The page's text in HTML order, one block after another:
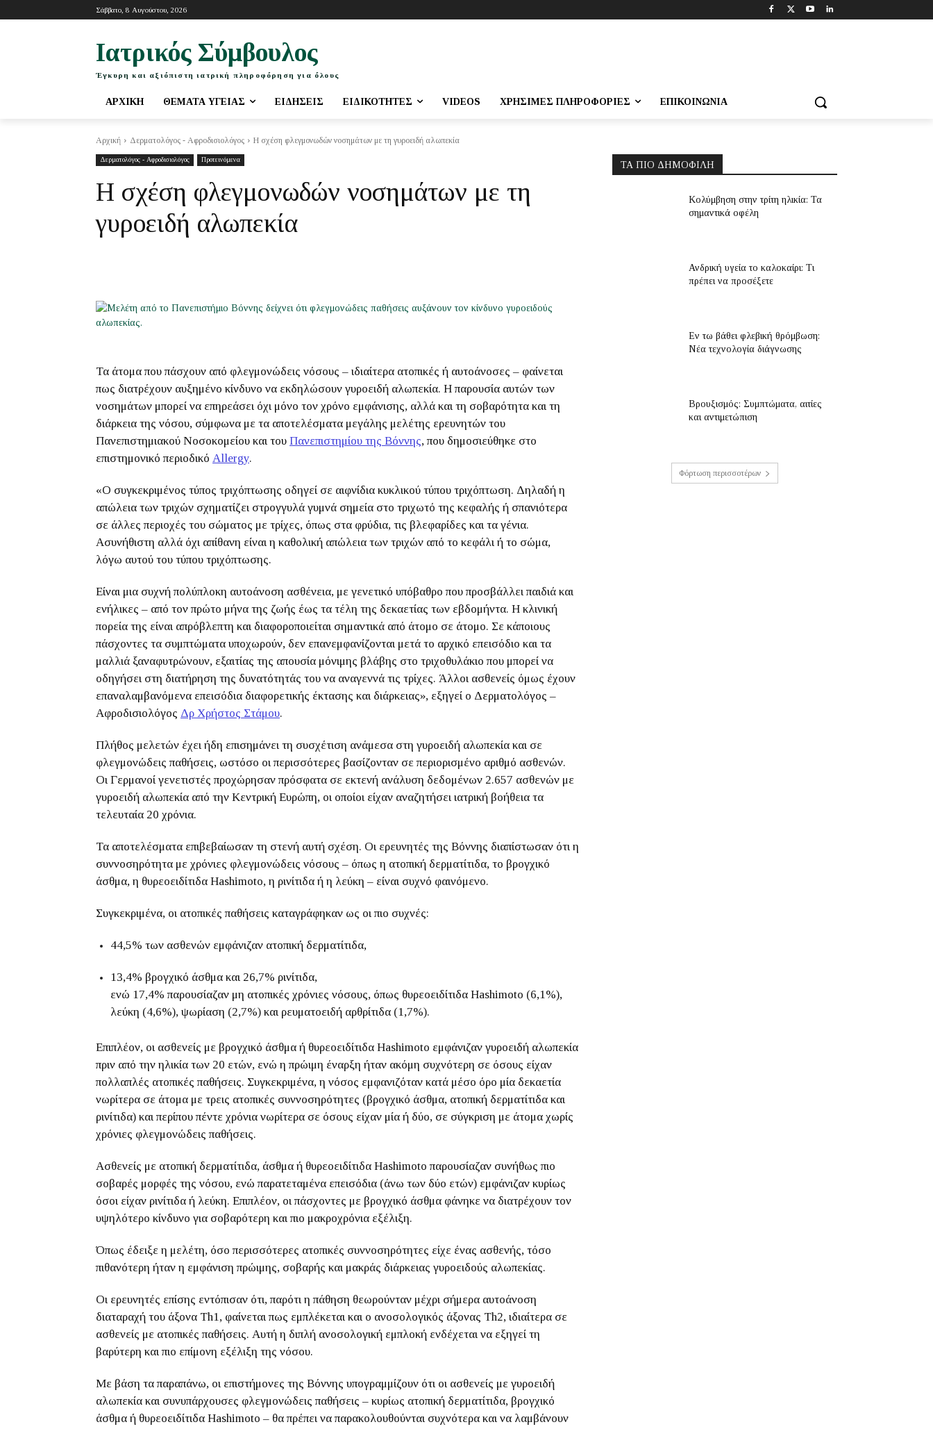
Σάββατο, 8 Αυγούστου, 2026
Ιατρικός Σύμβουλος
Έγκυρη και αξιόπιστη ιατρική πληροφόρηση για όλους
ΑΡΧΙΚΉ ΘΈΜΑΤΑ ΥΓΕΊΑΣ ΕΙΔΉΣΕΙΣ ΕΙΔΙΚΌΤΗΤΕΣ VIDEOS ΧΡΉΣΙΜΕΣ ΠΛΗΡΟΦΟΡΊΕΣ ΕΠΙΚΟΙΝΩΝΊΑ
Αρχική Δερματολόγος - Αφροδισιολόγος Η σχέση φλεγμονωδών νοσημάτων με τη γυροειδή αλωπεκία
Δερματολόγος - Αφροδισιολόγος Προτεινόμενα
Η σχέση φλεγμονωδών νοσημάτων με τη
γυροειδή αλωπεκία
Τα άτομα που πάσχουν από φλεγμονώδεις νόσους – ιδιαίτερα ατοπικές ή αυτοάνοσες – φαίνεται
πως διατρέχουν αυξημένο κίνδυνο να εκδηλώσουν γυροειδή αλωπεκία. Η παρουσία αυτών των
νοσημάτων μπορεί να επηρεάσει όχι μόνο τον χρόνο εμφάνισης, αλλά και τη σοβαρότητα και τη
διάρκεια της νόσου, σύμφωνα με τα αποτελέσματα μεγάλης μελέτης ερευνητών του
Πανεπιστημιακού Νοσοκομείου και του Πανεπιστημίου της Βόννης, που δημοσιεύθηκε στο
επιστημονικό περιοδικό Allergy.
«Ο συγκεκριμένος τύπος τριχόπτωσης οδηγεί σε αιφνίδια κυκλικού τύπου τριχόπτωση. Δηλαδή η
απώλεια των τριχών σχηματίζει στρογγυλά γυμνά σημεία στο τριχωτό της κεφαλής ή σπανιότερα
σε άλλες περιοχές του σώματος με τρίχες, όπως στα φρύδια, τις βλεφαρίδες και τα γένια.
Ασυνήθιστη αλλά όχι απίθανη είναι η καθολική απώλεια των τριχών από το κεφάλι ή το σώμα,
λόγω αυτού του τύπου τριχόπτωσης.
Είναι μια συχνή πολύπλοκη αυτοάνοση ασθένεια, με γενετικό υπόβαθρο που προσβάλλει παιδιά και
ενήλικες – από τον πρώτο μήνα της ζωής έως τα τέλη της δεκαετίας των εβδομήντα. Η κλινική
πορεία της είναι απρόβλεπτη και διαφοροποιείται σημαντικά από άτομο σε άτομο. Σε κάποιους
πάσχοντες τα συμπτώματα υποχωρούν, δεν επανεμφανίζονται μετά το αρχικό επεισόδιο και τα
μαλλιά ξαναφυτρώνουν, εξαιτίας της απουσία μόνιμης βλάβης στο τριχοθυλάκιο που μπορεί να
οδηγήσει στη διατήρηση της δυνατότητάς του να αναγεννά τις τρίχες. Άλλοι ασθενείς όμως έχουν
επαναλαμβανόμενα επεισόδια διαφορετικής έκτασης και διάρκειας», εξηγεί ο Δερματολόγος –
Αφροδισιολόγος Δρ Χρήστος Στάμου.
Πλήθος μελετών έχει ήδη επισημάνει τη συσχέτιση ανάμεσα στη γυροειδή αλωπεκία και σε
φλεγμονώδεις παθήσεις, ωστόσο οι περισσότερες βασίζονταν σε περιορισμένο αριθμό ασθενών.
Οι Γερμανοί γενετιστές προχώρησαν πρόσφατα σε εκτενή ανάλυση δεδομένων 2.657 ασθενών με
γυροειδή αλωπεκία από την Κεντρική Ευρώπη, οι οποίοι είχαν αναζητήσει ιατρική βοήθεια τα
τελευταία 20 χρόνια.
Τα αποτελέσματα επιβεβαίωσαν τη στενή αυτή σχέση. Οι ερευνητές της Βόννης διαπίστωσαν ότι η
συννοσηρότητα με χρόνιες φλεγμονώδεις νόσους – όπως η ατοπική δερματίτιδα, το βρογχικό
άσθμα, η θυρεοειδίτιδα Hashimoto, η ρινίτιδα ή η λεύκη – είναι συχνό φαινόμενο.
Συγκεκριμένα, οι ατοπικές παθήσεις καταγράφηκαν ως οι πιο συχνές:
44,5% των ασθενών εμφάνιζαν ατοπική δερματίτιδα,
13,4% βρογχικό άσθμα και 26,7% ρινίτιδα,
ενώ 17,4% παρουσίαζαν μη ατοπικές χρόνιες νόσους, όπως θυρεοειδίτιδα Hashimoto (6,1%),
λεύκη (4,6%), ψωρίαση (2,7%) και ρευματοειδή αρθρίτιδα (1,7%).
Επιπλέον, οι ασθενείς με βρογχικό άσθμα ή θυρεοειδίτιδα Hashimoto εμφάνιζαν γυροειδή αλωπεκία
πριν από την ηλικία των 20 ετών, ενώ η πρώιμη έναρξη ήταν ακόμη συχνότερη σε όσους είχαν
πολλαπλές ατοπικές παθήσεις. Συγκεκριμένα, η νόσος εμφανιζόταν κατά μέσο όρο μία δεκαετία
νωρίτερα σε άτομα με τρεις ατοπικές συννοσηρότητες (βρογχικό άσθμα, ατοπική δερματίτιδα και
ρινίτιδα) και περίπου πέντε χρόνια νωρίτερα σε όσους είχαν μία ή δύο, σε σύγκριση με άτομα χωρίς
χρόνιες φλεγμονώδεις παθήσεις.
Ασθενείς με ατοπική δερματίτιδα, άσθμα ή θυρεοειδίτιδα Hashimoto παρουσίαζαν συνήθως πιο
σοβαρές μορφές της νόσου, ενώ παρατεταμένα επεισόδια (άνω των δύο ετών) εμφάνιζαν κυρίως
όσοι είχαν ρινίτιδα ή λεύκη. Επιπλέον, οι πάσχοντες με βρογχικό άσθμα φάνηκε να διατρέχουν τον
υψηλότερο κίνδυνο για σοβαρότερη και πιο μακροχρόνια εξέλιξη.
Όπως έδειξε η μελέτη, όσο περισσότερες ατοπικές συννοσηρότητες είχε ένας ασθενής, τόσο
πιθανότερη ήταν η εμφάνιση πρώιμης, σοβαρής και μακράς διάρκειας γυροειδούς αλωπεκίας.
Οι ερευνητές επίσης εντόπισαν ότι, παρότι η πάθηση θεωρούνταν μέχρι σήμερα αυτοάνοση
διαταραχή του άξονα Th1, φαίνεται πως εμπλέκεται και ο ανοσολογικός άξονας Th2, ιδιαίτερα σε
ασθενείς με ατοπικές παθήσεις. Αυτή η διπλή ανοσολογική εμπλοκή ενδέχεται να εξηγεί τη
βαρύτερη και πιο επίμονη εξέλιξη της νόσου.
Με βάση τα παραπάνω, οι επιστήμονες της Βόννης υπογραμμίζουν ότι οι ασθενείς με γυροειδή
αλωπεκία και συνυπάρχουσες φλεγμονώδεις παθήσεις – κυρίως ατοπική δερματίτιδα, βρογχικό
άσθμα ή θυρεοειδίτιδα Hashimoto – θα πρέπει να παρακολουθούνται συχνότερα και να λαμβάνουν
ΤΑ ΠΙΟ ΔΗΜΟΦΙΛΉ
Κολύμβηση στην τρίτη ηλικία: Τα
σημαντικά οφέλη
Ανδρική υγεία το καλοκαίρι: Τι
πρέπει να προσέξετε
Εν τω βάθει φλεβική θρόμβωση:
Νέα τεχνολογία διάγνωσης
Βρουξισμός: Συμπτώματα, αιτίες
και αντιμετώπιση
Φόρτωση περισσοτέρων